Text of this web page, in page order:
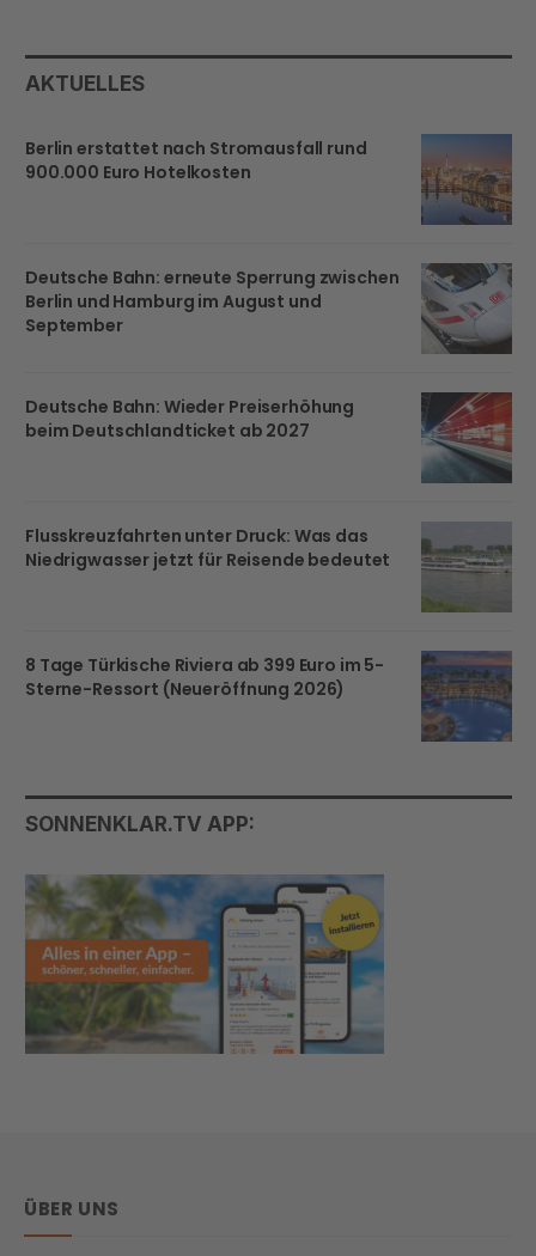
AKTUELLES
Berlin erstattet nach Stromausfall rund
900.000 Euro Hotelkosten
Deutsche Bahn: erneute Sperrung zwischen
Berlin und Hamburg im August und
September
Deutsche Bahn: Wieder Preiserhöhung
beim Deutschlandticket ab 2027
Flusskreuzfahrten unter Druck: Was das
Niedrigwasser jetzt für Reisende bedeutet
8 Tage Türkische Riviera ab 399 Euro im 5-
Sterne-Ressort (Neueröffnung 2026)
SONNENKLAR.TV APP:
ÜBER UNS